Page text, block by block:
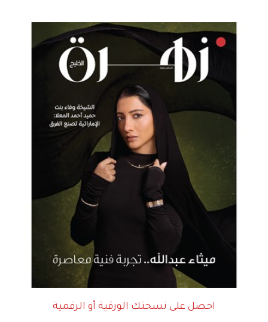
احصل على نسختك الورقية أو الرقمية